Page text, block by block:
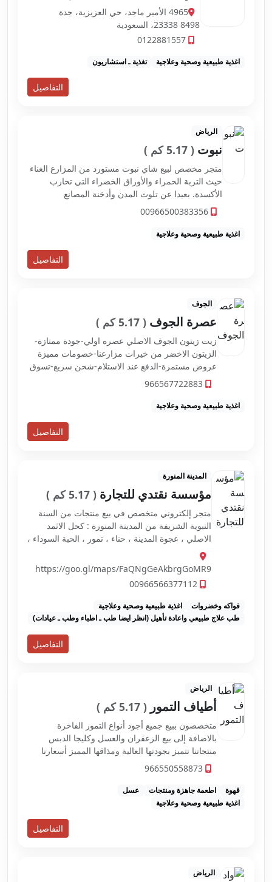
4965 الأمير ماجد، حي العزيزية، جدة
23338 8498، السعودية
0122881557
اغذية طبيعية وصحية وعلاجية تغذية ـ استشاريون
التفاصيل
الرياض
نبوت ( 5.17 كم )
متجر مخصص لبيع شاي نبوت مستورد من المزارع الغناء
حيث التربة الحمراء والأوراق الخضراء التي تحارب
الأكسدة. بعيدا عن تلوث المدن وأدخنة المصانع
00966500383356
اغذية طبيعية وصحية وعلاجية
التفاصيل
الجوف
عصرة الجوف ( 5.17 كم )
زيت زيتون الجوف الاصلي عصره اولي-جودة ممتازة-
الزيتون الاخضر من خيرات مزارعنا-خصومات مميزة
عروض مستمرة-الدفع عند الاستلام-شحن سريع-تسوق
اونلاين من عصرة الجوف
966567722883
اغذية طبيعية وصحية وعلاجية
التفاصيل
المدينة المنورة
مؤسسة نقتدي للتجارة ( 5.17 كم )
متجر إلكتروني متخصص في بيع منتجات من السنة
النبوية الشريفة من المدينة المنورة : كحل الاثمد
الاصلي ، عجوة المدينة ، حناء ، تمور ، الحبة السوداء ،
السواك ، القسط الهندي ، عسل ، التلبينة ، الزنجبيل
https://goo.gl/maps/FaQNgGeAkbrgGoMR9
00966566377112
فواكه وخضروات
اغذية طبيعية وصحية وعلاجية
طب علاج طبيعي واعادة تأهيل (انظر ايضا طب ـ اطباء وطب ـ عيادات)
التفاصيل
الرياض
أطياف التمور ( 5.17 كم )
متخصصون ببيع جميع أجود أنواع التمور الفاخرة
بالاضافة إلى بيع الزعفران والعسل وكليجا الدبس
منتجاتنا تتميز بجودتها العالية ومذاقها المميز أسعارنا
تنافسية تناسب الجميع.
966550558873
قهوة اطعمة جاهزة ومنتجات
عسل
اغذية طبيعية وصحية وعلاجية
التفاصيل
الرياض